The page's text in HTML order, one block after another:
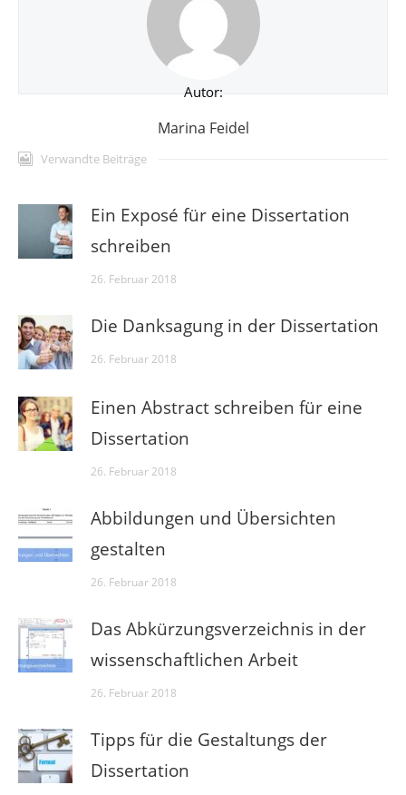
Autor:
Marina Feidel
Verwandte Beiträge
Ein Exposé für eine Dissertation
schreiben
26. Februar 2018
Die Danksagung in der Dissertation
26. Februar 2018
Einen Abstract schreiben für eine
Dissertation
26. Februar 2018
Abbildungen und Übersichten
gestalten
26. Februar 2018
Das Abkürzungsverzeichnis in der
wissenschaftlichen Arbeit
26. Februar 2018
Tipps für die Gestaltungs der
Dissertation